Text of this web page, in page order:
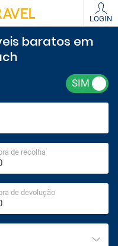
LOGIN
baratos em
de recolha
de devolução